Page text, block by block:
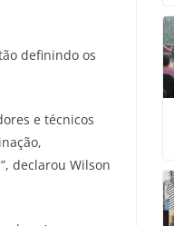
definindo os
e técnicos
declarou Wilson